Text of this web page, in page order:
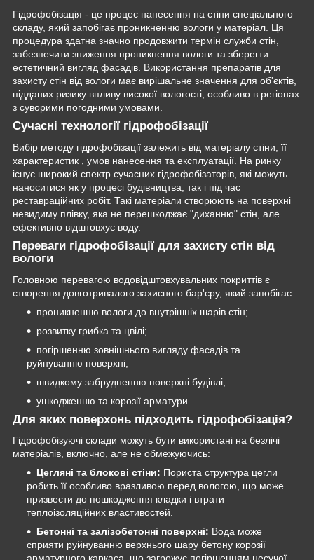
Гідрофобізація - це процес нанесення на стіни спеціального
складу, який запобігає проникненню вологи у матеріал. Ця
процедура здатна значно продовжити термін служби стін,
забезпечити зниження проникнення вологи та зберегти
естетичний вигляд фасадів. Використання препаратів для
захисту стін від вологи має вирішальне значення для об'єктів,
підданих ризику впливу високої вологості, особливо в регіонах
з суворими погодними умовами.
Сучасні технології гідрофобізації
Вибір методу гідрофобізації залежить від матеріалу стіни, її
характеристик , умов нанесення та експлуатації. На ринку
існує широкий спектр сучасних гідрофобізаторів, які можуть
наноситися як у процесі будівництва, так і під час
реставраційних робіт. Такі матеріали створюють на поверхні
невидиму плівку, яка не перешкоджає "диханню" стін, але
ефективно відштовхує воду.
Переваги гідрофобізації для захисту стін від
вологи
Головною перевагою водовідштовхувальних покриттів є
створення довготривалого захисного бар'єру, який запобігає:
проникненню вологи до внутрішніх шарів стін;
розвитку грибка та цвілі;
погіршенню зовнішнього вигляду фасадів та
руйнуванню поверхні;
швидкому забрудненню поверхні будівлі;
ушкодженню та корозії арматури.
Для яких поверхонь підходить гідрофобізація?
Гідрофобізуючі склади можуть бути використані на безлічі
матеріалів, включно, але не обмежуючись:
Цегляні та блокові стіни: Пориста структура цегли
робить її особливо вразливою перед вологою, що може
призвести до пошкодження кладки і втрати
теплоізоляційних властивостей.
Бетонні та залізобетонні поверхні: Вода може
сприяти руйнуванню верхнього шару бетону корозії